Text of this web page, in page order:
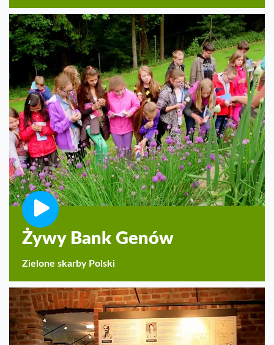
Żywy Bank Genów
Zielone skarby Polski